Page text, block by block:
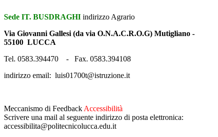
Sede IT. BUSDRAGHI indirizzo Agrario
Via Giovanni Gallesi (da via O.N.A.C.R.O.G) Mutigliano -
55100 LUCCA
Tel. 0583.394470 - Fax. 0583.394108
indirizzo email: luis01700t@istruzione.it
Meccanismo di Feedback Accessibilità
Scrivere una mail al seguente indirizzo di posta elettronica:
accessibilita@politecnicolucca.edu.it